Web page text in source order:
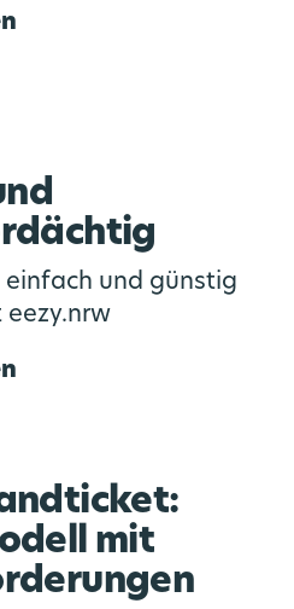
einfach und günstig
mit